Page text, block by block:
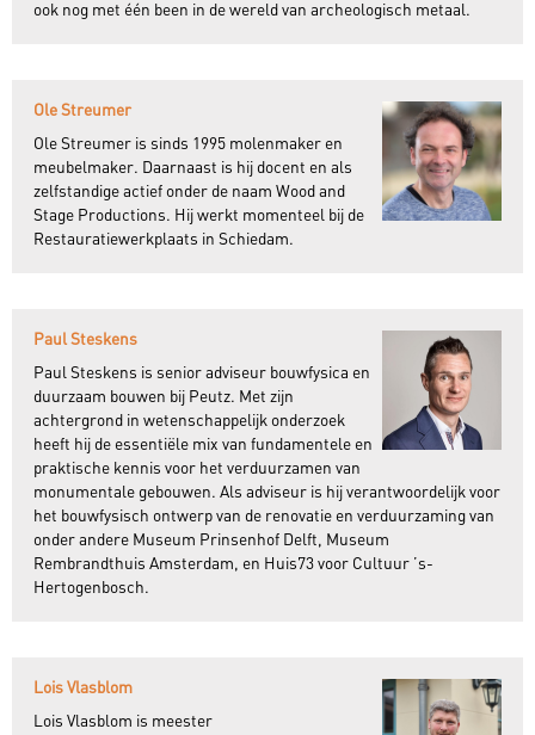
ook nog met één been in de wereld van archeologisch metaal.
Ole Streumer
Ole Streumer is sinds 1995 molenmaker en
meubelmaker. Daarnaast is hij docent en als
zelfstandige actief onder de naam Wood and
Stage Productions. Hij werkt momenteel bij de
Restauratiewerkplaats in Schiedam.
Paul Steskens
Paul Steskens is senior adviseur bouwfysica en
duurzaam bouwen bij Peutz. Met zijn
achtergrond in wetenschappelijk onderzoek
heeft hij de essentiële mix van fundamentele en
praktische kennis voor het verduurzamen van
monumentale gebouwen. Als adviseur is hij verantwoordelijk voor
het bouwfysisch ontwerp van de renovatie en verduurzaming van
onder andere Museum Prinsenhof Delft, Museum
Rembrandthuis Amsterdam, en Huis73 voor Cultuur ’s-
Hertogenbosch.
Lois Vlasblom
Lois Vlasblom is meester